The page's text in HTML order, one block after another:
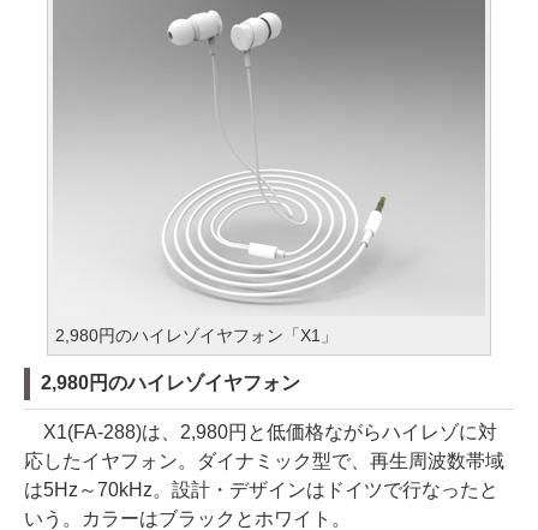
2,980円のハイレゾイヤフォン「X1」
2,980円のハイレゾイヤフォン
X1(FA-288)は、2,980円と低価格ながらハイレゾに対
応したイヤフォン。ダイナミック型で、再生周波数帯域
は5Hz～70kHz。設計・デザインはドイツで行なったと
いう。カラーはブラックとホワイト。